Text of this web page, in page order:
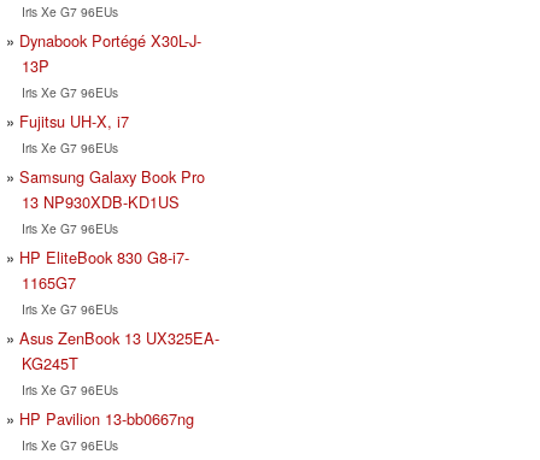
Iris Xe G7 96EUs
Dynabook Portégé X30L-J-
13P
Iris Xe G7 96EUs
Fujitsu UH-X, i7
Iris Xe G7 96EUs
Samsung Galaxy Book Pro
13 NP930XDB-KD1US
Iris Xe G7 96EUs
HP EliteBook 830 G8-i7-
1165G7
Iris Xe G7 96EUs
Asus ZenBook 13 UX325EA-
KG245T
Iris Xe G7 96EUs
HP Pavilion 13-bb0667ng
Iris Xe G7 96EUs